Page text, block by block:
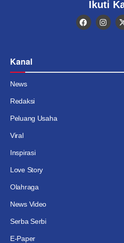
Ikuti
Kanal
News
Redaksi
Peluang Usaha
Viral
Inspirasi
Love Story
Olahraga
News Video
Serba Serbi
E-Paper